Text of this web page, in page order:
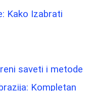
Kako Izabrati
saveti i metode
Kompletan